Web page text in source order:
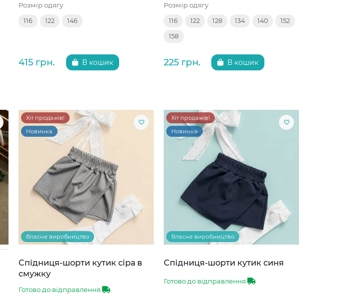
Розмір одягу
116 122 146
415 грн. В кошик
Розмір одягу
116 122 128 134 140 152
158
225 грн. В кошик
Хіт продажів!
Новинка
Власне виробництво
Спідниця-шорти кутик сіра в
смужку
Готово до відправлення
Хіт продажів!
Новинка
Власне виробництво
Спідниця-шорти кутик синя
Готово до відправлення